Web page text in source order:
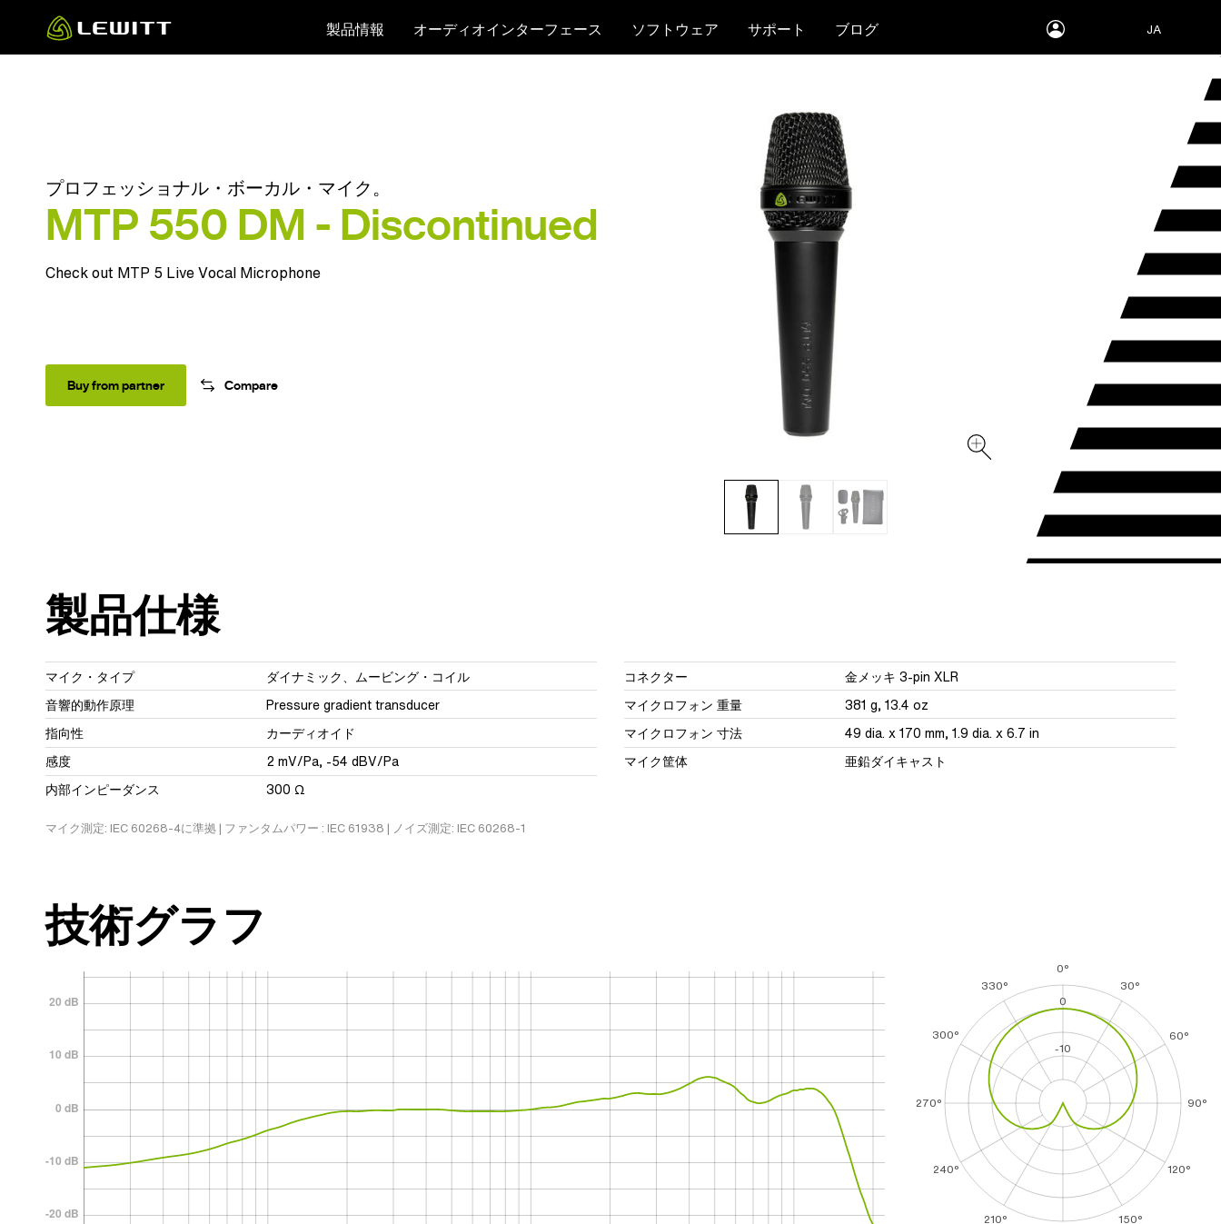
main
製品情報 オーディオインターフェース ソフトウェア サポート ブログ myLEWITT
Account
JA
プロフェッショナル・ボーカル・マイク。
MTP 550 DM - Discontinued
Check out MTP 5 Live Vocal Microphone
Buy from partner Compare
製品仕様
マイク・タイプ
ダイナミック、ムービング・コイル
音響的動作原理
Pressure gradient transducer
指向性
カーディオイド
感度
2 mV/Pa, -54 dBV/Pa
内部インピーダンス
300 Ω
コネクター
金メッキ 3-pin XLR
マイクロフォン 重量
381 g, 13.4 oz
マイクロフォン 寸法
49 dia. x 170 mm, 1.9 dia. x 6.7 in
マイク筐体
亜鉛ダイキャスト
マイク測定: IEC 60268-4に準拠 | ファンタムパワー : IEC 61938 | ノイズ測定: IEC 60268-1
技術グラフ
0°
30°
60°
90°
120°
150°
210°
240°
270°
300°
330°
-10
0